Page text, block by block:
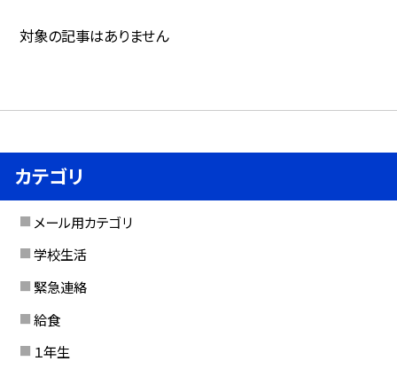
対象の記事はありません
カテゴリ
メール用カテゴリ
学校生活
緊急連絡
給食
１年生